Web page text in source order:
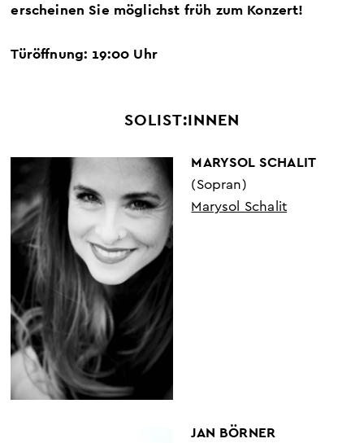
erscheinen Sie möglichst früh zum Konzert!
Türöffnung: 19:00 Uhr
SOLIST:INNEN
MARYSOL SCHALIT
(Sopran)
Marysol Schalit
JAN BÖRNER